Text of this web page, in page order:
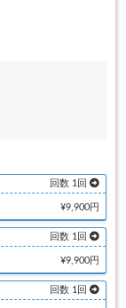
回数 1回
¥9,900円
回数 1回
¥9,900円
回数 1回